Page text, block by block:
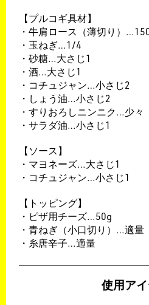
【プルコギ具材】
・牛肩ロース（薄切り）…
​・玉ねぎ…1/4
​・砂糖…大さじ1
​・酒…大さじ1
・コチュジャン…小さじ2
​・しょう油…小さじ2
​・すりおろしニンニク…少々
・サラダ油…小さじ1
【ソース】
・マヨネーズ…大さじ1
​・コチュジャン…小さじ1
【トッピング】
・ピザ用チーズ…50g
​・青ねぎ（小口切り）…適量
​・糸唐辛子…適量
使用ア